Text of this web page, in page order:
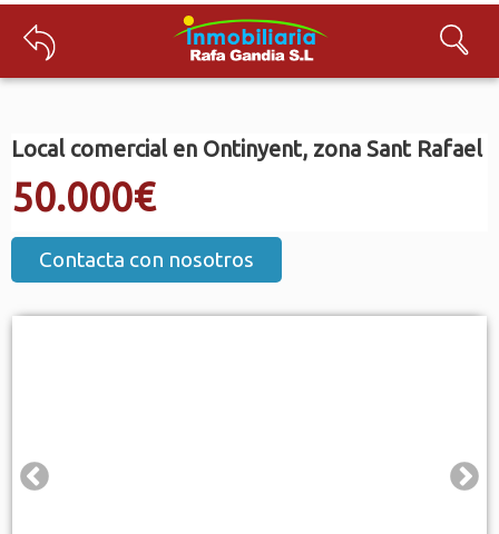
Local comercial en Ontinyent, zona Sant Rafael
50.000€
Contacta con nosotros